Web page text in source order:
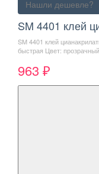
Нашли дешевле?
SM 4401 клей
SM 4401 клей
быстрая Цвет: прозрачный
963 ₽